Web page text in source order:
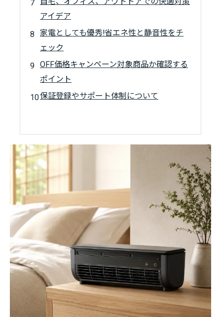
アイデア
家電としても優秀!省エネ性と静音性をチ
ェック
OFF価格キャンペーン対象商品か確認する
ポイント
保証登録やサポート体制について